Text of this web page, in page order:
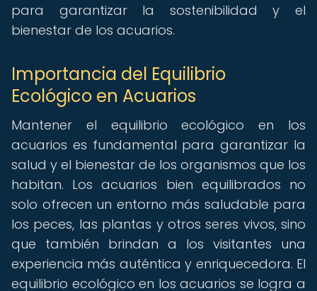
para garantizar la sostenibilidad y el
bienestar de los acuarios.
Importancia del Equilibrio
Ecológico en Acuarios
Mantener el equilibrio ecológico en los
acuarios es fundamental para garantizar la
salud y el bienestar de los organismos que los
habitan. Los acuarios bien equilibrados no
solo ofrecen un entorno más saludable para
los peces, las plantas y otros seres vivos, sino
que también brindan a los visitantes una
experiencia más auténtica y enriquecedora. El
equilibrio ecológico en los acuarios se logra a